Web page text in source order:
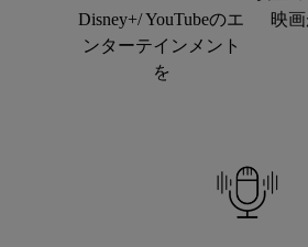
Disney+/ YouTubeのエ
ンターテインメント
を
映